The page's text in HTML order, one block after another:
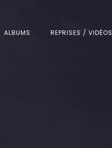
ALBUMS REPRISES / VIDÉOS